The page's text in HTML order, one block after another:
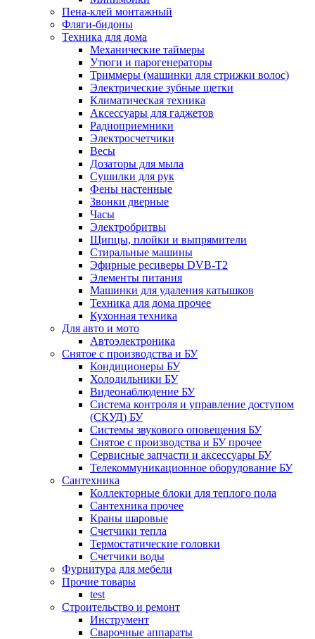
Пена-клей монтажный
Фляги-бидоны
Техника для дома
Механические таймеры
Утюги и парогенераторы
Триммеры (машинки для стрижки волос)
Электрические зубные щетки
Климатическая техника
Аксессуары для гаджетов
Радиоприемники
Электросчетчики
Весы
Дозаторы для мыла
Сушилки для рук
Фены настенные
Звонки дверные
Часы
Электробритвы
Щипцы, плойки и выпрямители
Стиральные машины
Эфирные ресиверы DVB-T2
Элементы питания
Машинки для удаления катышков
Техника для дома прочее
Кухонная техника
Для авто и мото
Автоэлектроника
Снятое с производства и БУ
Кондиционеры БУ
Холодильники БУ
Видеонаблюдение БУ
Система контроля и управление доступом
(СКУД) БУ
Системы звукового оповещения БУ
Снятое с производства и БУ прочее
Сервисные запчасти и аксессуары БУ
Телекоммуникационное оборудование БУ
Сантехника
Коллекторные блоки для теплого пола
Сантехника прочее
Краны шаровые
Счетчики тепла
Термоcтатические головки
Счетчики воды
Фурнитура для мебели
Прочие товары
test
Строительство и ремонт
Инструмент
Сварочные аппараты